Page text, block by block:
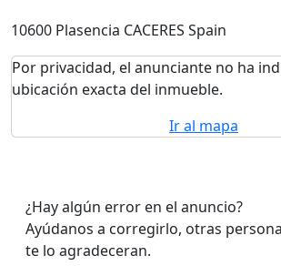
10600 Plasencia CACERES Spain
Por privacidad, el anunciante no ha
ubicación exacta del inmueble.
Ir al mapa
¿Hay algún error en el anuncio?
Ayúdanos a corregirlo, otras
te lo agradeceran.